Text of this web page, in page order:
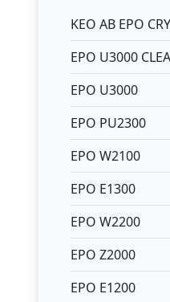
KEO AB EPO
EPO U3000
EPO U3000
EPO PU2300
EPO W2100
EPO E1300
EPO W2200
EPO Z2000
EPO E1200